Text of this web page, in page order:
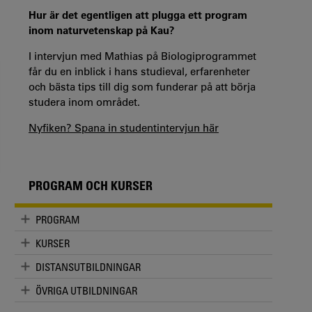
Hur är det egentligen att plugga ett program
inom naturvetenskap på Kau?
I intervjun med Mathias på Biologiprogrammet
får du en inblick i hans studieval, erfarenheter
och bästa tips till dig som funderar på att börja
studera inom området.
Nyfiken? Spana in studentintervjun här
PROGRAM OCH KURSER
PROGRAM
KURSER
DISTANSUTBILDNINGAR
ÖVRIGA UTBILDNINGAR